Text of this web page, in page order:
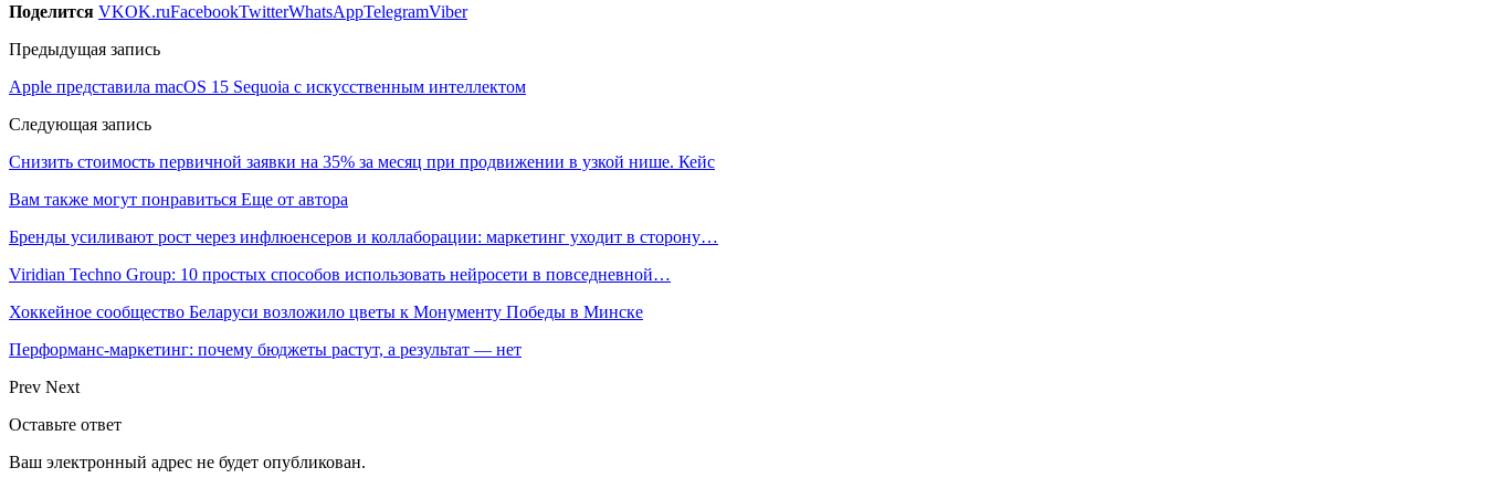
Поделится VKOK.ruFacebookTwitterWhatsAppTelegramViber
Предыдущая запись
Apple представила macOS 15 Sequoia с искусственным интеллектом
Следующая запись
Снизить стоимость первичной заявки на 35% за месяц при продвижении в узкой нише. Кейс
Вам также могут понравиться Еще от автора
Бренды усиливают рост через инфлюенсеров и коллаборации: маркетинг уходит в сторону…
Viridian Techno Group: 10 простых способов использовать нейросети в повседневной…
Хоккейное сообщество Беларуси возложило цветы к Монументу Победы в Минске
Перформанс-маркетинг: почему бюджеты растут, а результат — нет
Prev Next
Оставьте ответ
Ваш электронный адрес не будет опубликован.